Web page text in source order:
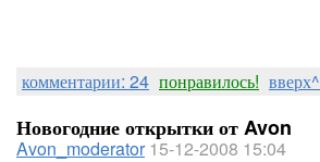
комментарии: 24 понравилось! вверх^
Новогодние открытки от Avon
Avon_moderator 15-12-2008 15:04